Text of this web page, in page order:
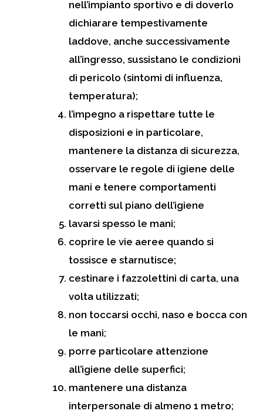
nell’impianto sportivo e di doverlo
dichiarare tempestivamente
laddove, anche successivamente
all’ingresso, sussistano le condizioni
di pericolo (sintomi di influenza,
temperatura);
l’impegno a rispettare tutte le
disposizioni e in particolare,
mantenere la distanza di sicurezza,
osservare le regole di igiene delle
mani e tenere comportamenti
corretti sul piano dell’igiene
lavarsi spesso le mani;
coprire le vie aeree quando si
tossisce e starnutisce;
cestinare i fazzolettini di carta, una
volta utilizzati;
non toccarsi occhi, naso e bocca con
le mani;
porre particolare attenzione
all’igiene delle superfici;
mantenere una distanza
interpersonale di almeno 1 metro;